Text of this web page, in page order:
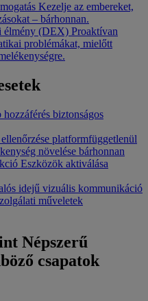
Kezelje az embereket,
– bárhonnan.
élmény (DEX) Proaktívan
problémákat, mielőtt
hozzáférés biztonságos
platformfüggetlenül
növelése bárhonnan
Eszközök aktiválása
idejű vizuális kommunikáció
műveletek
Népszerű
csapatok